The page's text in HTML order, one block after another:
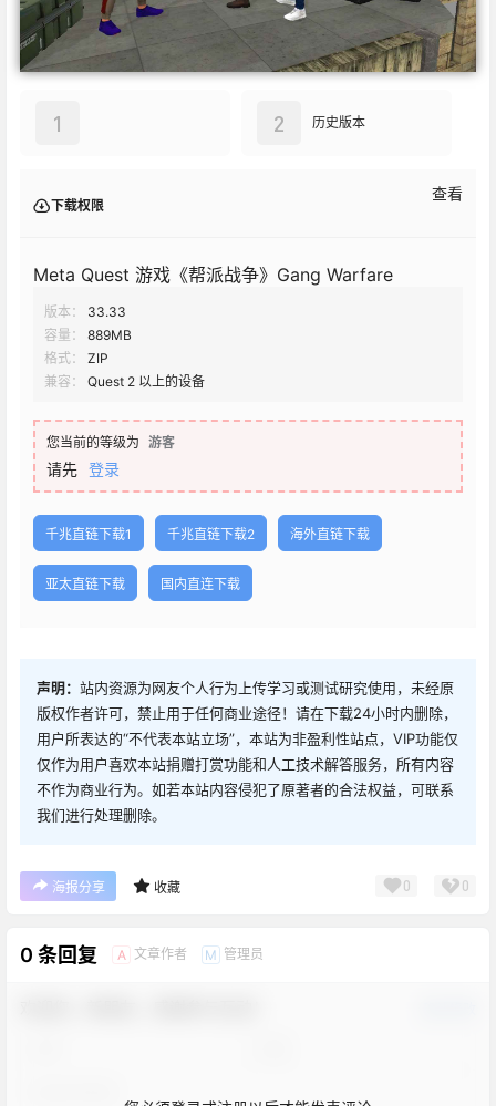
1 历史版本
2
下载权限
查看
Meta Quest 游戏《帮派战争》Gang Warfare
版本：
33.33
容量：
889MB
格式：
ZIP
兼容：
Quest 2 以上的设备
您当前的等级为 游客
请先 登录
千兆直链下载1 千兆直链下载2 海外直链下载
亚太直链下载 国内直连下载
声明： 站内资源为网友个人行为上传学习或测试研究使用，未经原
版权作者许可，禁止用于任何商业途径！请在下载24小时内删除，
用户所表达的“不代表本站立场”，本站为非盈利性站点，VIP功能仅
仅作为用户喜欢本站捐赠打赏功能和人工技术解答服务，所有内容
不作为商业行为。如若本站内容侵犯了原著者的合法权益，可联系
我们进行处理删除。
海报分享 收藏 0 0
0 条回复 A 文章作者 M 管理员